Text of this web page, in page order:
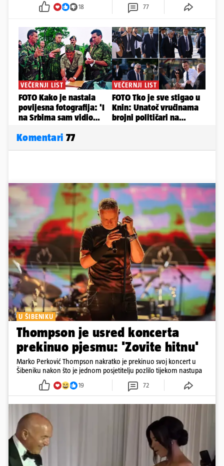
18 77
Komentari 77
U ŠIBENIKU
Thompson je usred koncerta
prekinuo pjesmu: 'Zovite hitnu'
Marko Perković Thompson nakratko je prekinuo svoj koncert u
Šibeniku nakon što je jednom posjetitelju pozlilo tijekom nastupa
19 72